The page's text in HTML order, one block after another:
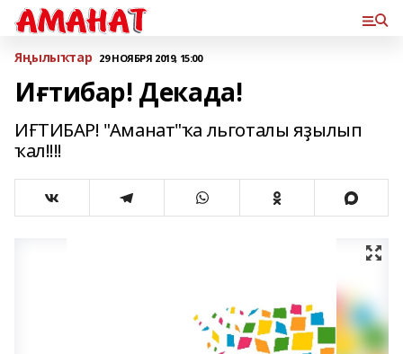
Яңылыҡтар 29 НОЯБРЯ 2019, 15:00
Иғтибар! Декада!
ИҒТИБАР! "Аманат"ҡа льготалы яҙылып
ҡал!!!!